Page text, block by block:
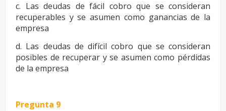
c. Las deudas de fácil cobro que se consideran
recuperables y se asumen como ganancias de la
empresa
d. Las deudas de difícil cobro que se consideran
posibles de recuperar y se asumen como pérdidas
de la empresa
Pregunta 9